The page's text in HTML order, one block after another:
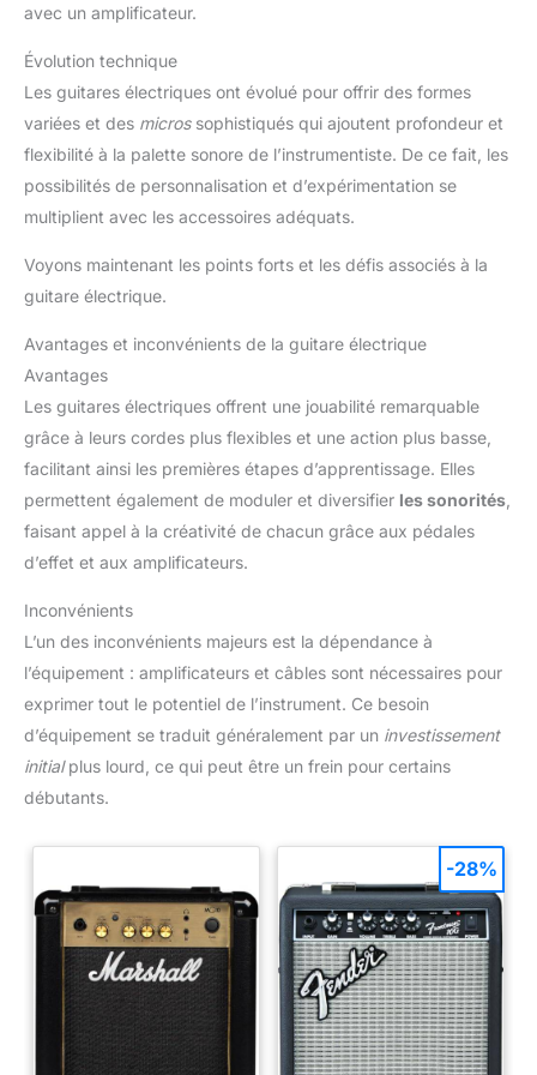
avec un amplificateur.
Évolution technique
Les guitares électriques ont évolué pour offrir des formes
variées et des microssophistiqués qui ajoutent profondeur et
flexibilité à la palette sonore de l’instrumentiste. De ce fait, les
possibilités de personnalisation et d’expérimentation se
multiplient avec les accessoires adéquats.
Voyons maintenant les points forts et les défis associés à la
guitare électrique.
Avantages et inconvénients de la guitare électrique
Avantages
Les guitares électriques offrent une jouabilité remarquable
grâce à leurs cordes plus flexibles et une action plus basse,
facilitant ainsi les premières étapes d’apprentissage. Elles
permettent également de moduler et diversifier les sonorités
faisant appel à la créativité de chacun grâce aux pédales
d’effet et aux amplificateurs.
Inconvénients
L’un des inconvénients majeurs est la dépendance à
l’équipement : amplificateurs et câbles sont nécessaires pour
exprimer tout le potentiel de l’instrument. Ce besoin
d’équipement se traduit généralement par un investissement
initialplus lourd, ce qui peut être un frein pour certains
débutants.
-28%